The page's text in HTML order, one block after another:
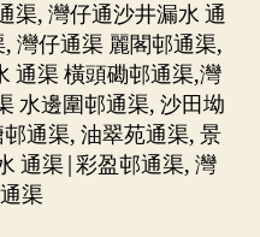
渠, 灣仔通沙井漏水 通
灣仔通渠 麗閣邨通渠,
通渠 橫頭磡邨通渠,灣
水邊圍邨通渠, 沙田坳
通渠, 油翠苑通渠, 景
通渠|彩盈邨通渠, 灣
渠